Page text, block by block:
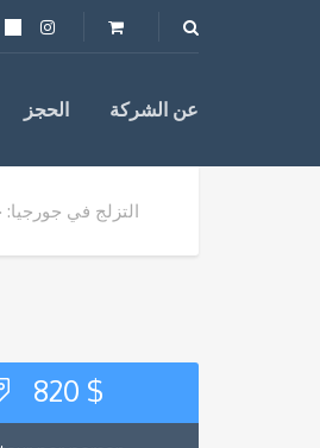
الحجز عن الشركة
التزلج في جورجيا:
820 $